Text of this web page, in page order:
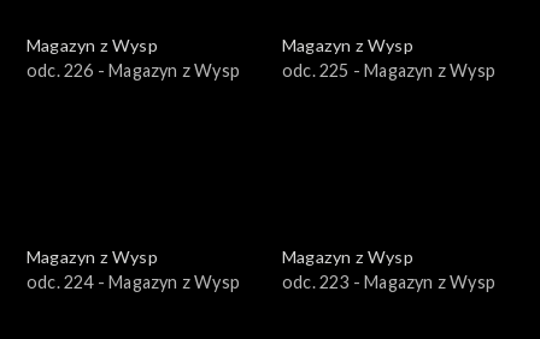
Magazyn z Wysp
odc. 226 - Magazyn z Wysp
Magazyn z Wysp
odc. 225 - Magazyn z Wysp
Magazyn z Wysp
odc. 224 - Magazyn z Wysp
Magazyn z Wysp
odc. 223 - Magazyn z Wysp